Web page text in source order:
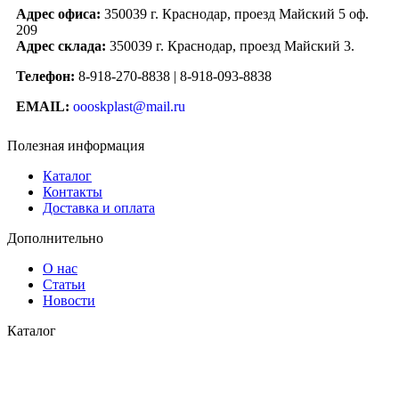
Адрес офиса: 350039 г. Краснодар, проезд Майский 5 оф.
209
Адрес склада: 350039 г. Краснодар, проезд Майский 3.
Телефон: 8-918-270-8838 | 8-918-093-8838
EMAIL: oooskplast@mail.ru
Полезная информация
Каталог
Контакты
Доставка и оплата
Дополнительно
О нас
Статьи
Новости
Каталог